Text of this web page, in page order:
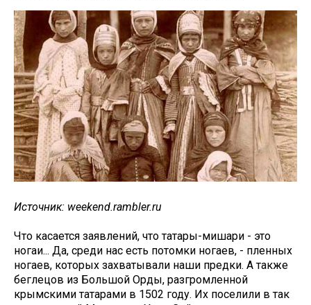
Источник: weekend.rambler.ru
Что касается заявлений, что татары-мишари - это
ногаи... Да, среди нас есть потомки ногаев, - пленных
ногаев, которых захватывали наши предки. А также
беглецов из Большой Орды, разгромленной
крымскими татарами в 1502 году. Их поселили в так